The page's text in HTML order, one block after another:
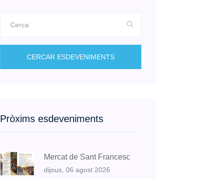
CERCAR ESDEVENIMENTS
Pròxims esdeveniments
Mercat de Sant Francesc
dijous, 06 agost 2026